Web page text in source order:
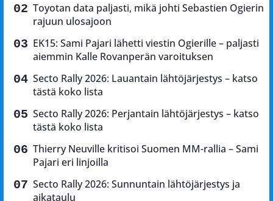
Toyotan data paljasti, mikä johti Sebastien Ogierin
rajuun ulosajoon
EK15: Sami Pajari lähetti viestin Ogierille – paljasti
aiemmin Kalle Rovanperän varoituksen
Secto Rally 2026: Lauantain lähtöjärjestys – katso
tästä koko lista
Secto Rally 2026: Perjantain lähtöjärjestys – katso
tästä koko lista
Thierry Neuville kritisoi Suomen MM-rallia – Sami
Pajari eri linjoilla
Secto Rally 2026: Sunnuntain lähtöjärjestys ja
aikataulu